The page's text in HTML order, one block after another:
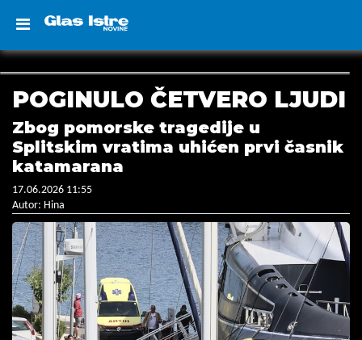
POGINULO ČETVERO LJUDI
Zbog pomorske tragedije u
Splitskim vratima uhićen prvi časnik
katamarana
17.06.2026 11:55
Autor: Hina